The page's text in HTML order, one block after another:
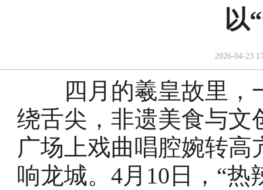
以
2026-04-23
四月的羲皇故里，
绕舌尖，非遗美食与文
广场上戏曲唱腔婉转
响龙城。4月10日，“热